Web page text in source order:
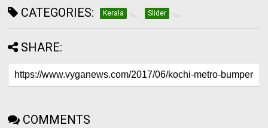
CATEGORIES: Kerala Slider
SHARE:
COMMENTS